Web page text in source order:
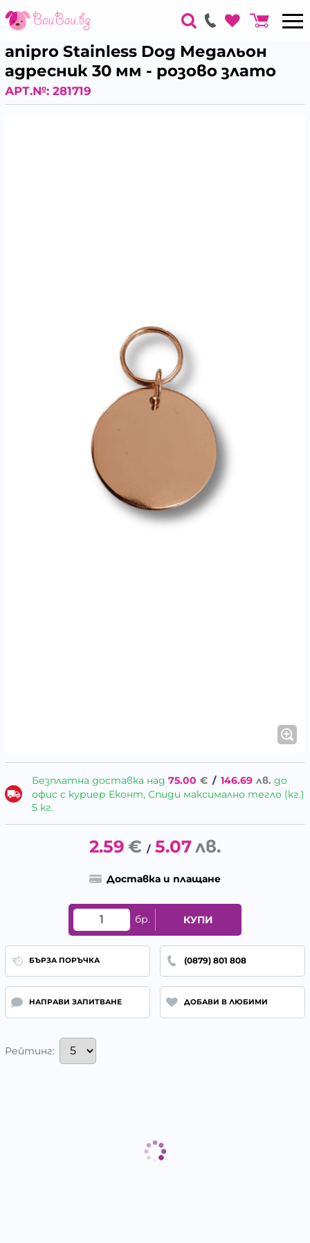
anipro Stainless Dog Медальон
адресник 30 мм - розово злато
АРТ.№: 281719
Безплатна доставка над 75.00 € / 146.69 лв. до
офис с куриер Еконт, Спиди максимално тегло (кг.)
5 кг.
2.59 € / 5.07лв.
Доставка и плащане
бр. КУПИ
БЪРЗА ПОРЪЧКА (0879) 801 808
НАПРАВИ ЗАПИТВАНЕ ДОБАВИ В ЛЮБИМИ
Рейтинг: